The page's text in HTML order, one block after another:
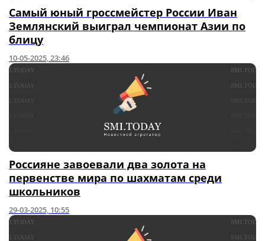
Самый юный гроссмейстер России Иван
Землянский выиграл чемпионат Азии по
блицу
10-05-2025, 23:46
Россияне завоевали два золота на
первенстве мира по шахматам среди
школьников
29-03-2025, 10:55